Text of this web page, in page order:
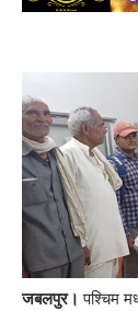
जबलपुर। पश्चिम